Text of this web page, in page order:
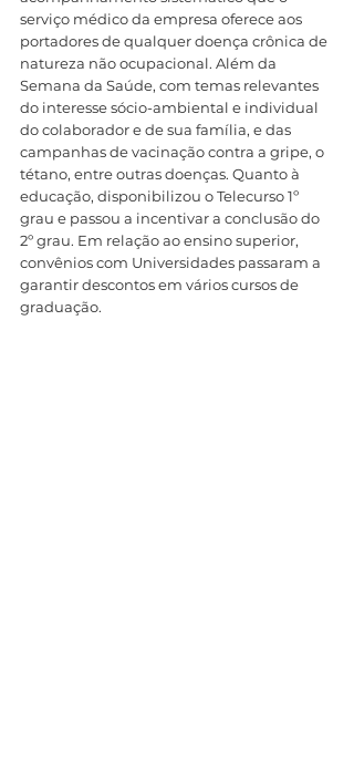
serviço médico da empresa oferece aos
portadores de qualquer doença crônica de
natureza não ocupacional. Além da
Semana da Saúde, com temas relevantes
do interesse sócio-ambiental e individual
do colaborador e de sua família, e das
campanhas de vacinação contra a gripe, o
tétano, entre outras doenças. Quanto à
educação, disponibilizou o Telecurso 1º
grau e passou a incentivar a conclusão do
2º grau. Em relação ao ensino superior,
convênios com Universidades passaram a
garantir descontos em vários cursos de
graduação.